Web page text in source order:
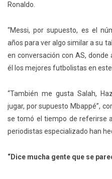
Ronaldo.
“Messi, por supuesto, es el
años para ver algo similar a su
en conversación con AS,
él los mejores futbolistas en
“También me gusta Salah,
jugar, por supuesto Mbappé”,
se tomó el tiempo de referirse
periodistas especializado han
“Dice mucha gente que se